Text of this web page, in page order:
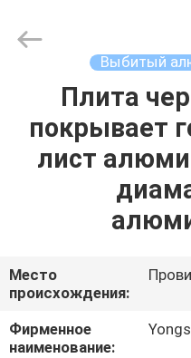
ПРОДУКТЫ
ПУТЕШЕСТВИЕ
ФАБРИКИ
Aluminum
Industry
Выбитый
Плита
покрывает
лист
Место
происхождения:
Фирменное
наименование: